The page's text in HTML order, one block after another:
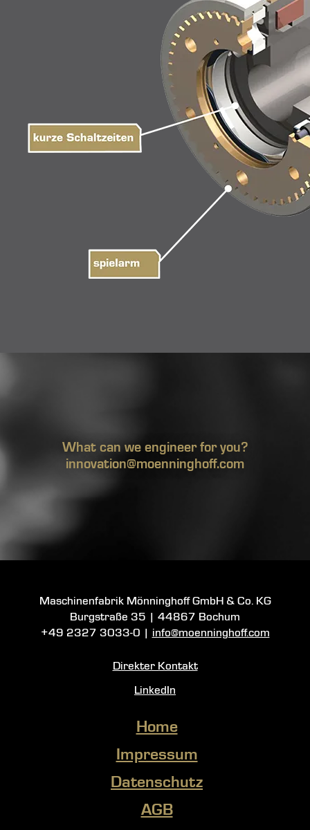
What can we engineer for you?
innovation@moenninghoff.com
Maschinenfabrik Mönninghoff GmbH & Co. KG
Burgstraße 35
44867 Bochum
+49 2327 3033-0
info@moenninghoff.com
Direkter Kontakt
LinkedIn
Home
Impressum
Datenschutz
AGB